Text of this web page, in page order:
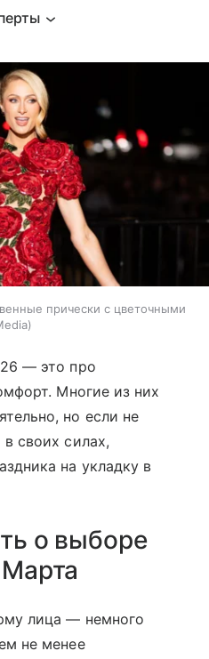
прически с цветочными
— это про
Многие из них
но если не
в своих силах,
на укладку в
о выборе
лица — немного
не менее